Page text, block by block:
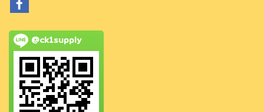
@ck1supply